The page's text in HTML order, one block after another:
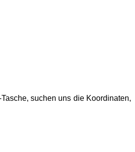
suchen uns die Koordinaten,